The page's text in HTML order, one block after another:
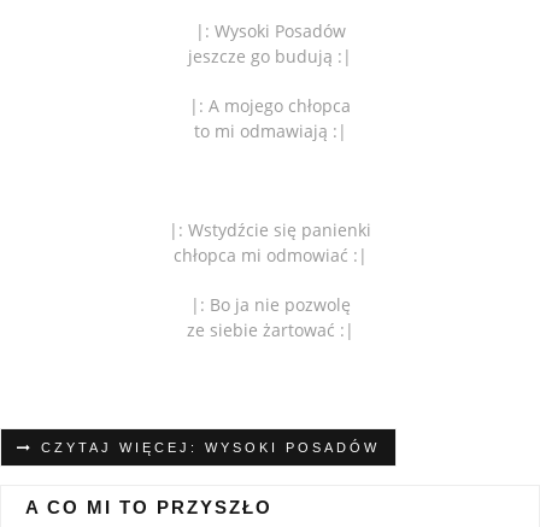
|: Wysoki Posadów
jeszcze go budują :|
|: A mojego chłopca
to mi odmawiają :|
|: Wstydźcie się panienki
chłopca mi odmowiać :|
|: Bo ja nie pozwolę
ze siebie żartować :|
CZYTAJ WIĘCEJ: WYSOKI POSADÓW
A CO MI TO PRZYSZŁO